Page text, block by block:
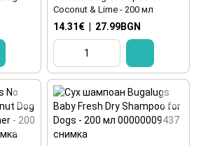
Coconut & Lime - 200 мл
14.31€ 27.99BGN